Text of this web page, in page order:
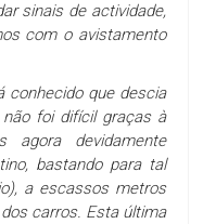
sinais de actividade,
com o avistamento
conhecido que descia
foi difícil graças à
agora devidamente
bastando para tal
a escassos metros
carros. Esta última